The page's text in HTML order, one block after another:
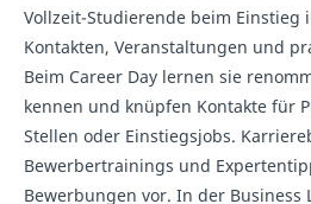
Vollzeit-Studierende beim Einstieg
Kontakten, Veranstaltungen und
Beim Career Day lernen sie
kennen und knüpfen Kontakte für
Stellen oder Einstiegsjobs.
Bewerbertrainings und
Bewerbungen vor. In der Business